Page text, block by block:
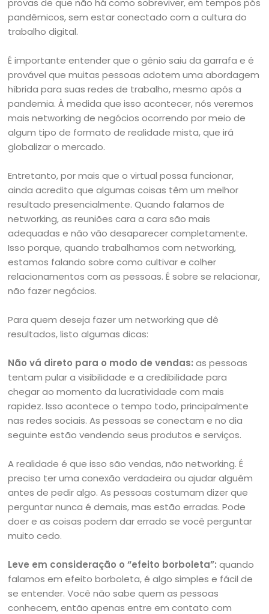
provas de que não há como sobreviver, em tempos pós
pandêmicos, sem estar conectado com a cultura do
trabalho digital.
É importante entender que o gênio saiu da garrafa e é
provável que muitas pessoas adotem uma abordagem
híbrida para suas redes de trabalho, mesmo após a
pandemia. À medida que isso acontecer, nós veremos
mais networking de negócios ocorrendo por meio de
algum tipo de formato de realidade mista, que irá
globalizar o mercado.
Entretanto, por mais que o virtual possa funcionar,
ainda acredito que algumas coisas têm um melhor
resultado presencialmente. Quando falamos de
networking, as reuniões cara a cara são mais
adequadas e não vão desaparecer completamente.
Isso porque, quando trabalhamos com networking,
estamos falando sobre como cultivar e colher
relacionamentos com as pessoas. É sobre se relacionar,
não fazer negócios.
Para quem deseja fazer um networking que dê
resultados, listo algumas dicas:
Não vá direto para o modo de vendas:as pessoas
tentam pular a visibilidade e a credibilidade para
chegar ao momento da lucratividade com mais
rapidez. Isso acontece o tempo todo, principalmente
nas redes sociais. As pessoas se conectam e no dia
seguinte estão vendendo seus produtos e serviços.
A realidade é que isso são vendas, não networking. É
preciso ter uma conexão verdadeira ou ajudar alguém
antes de pedir algo. As pessoas costumam dizer que
perguntar nunca é demais, mas estão erradas. Pode
doer e as coisas podem dar errado se você perguntar
muito cedo.
Leve em consideração o “efeito borboleta”:quando
falamos em efeito borboleta, é algo simples e fácil de
se entender. Você não sabe quem as pessoas
conhecem, então apenas entre em contato com